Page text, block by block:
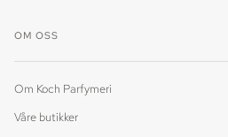
OM OSS
Om Koch Parfymeri
Våre butikker